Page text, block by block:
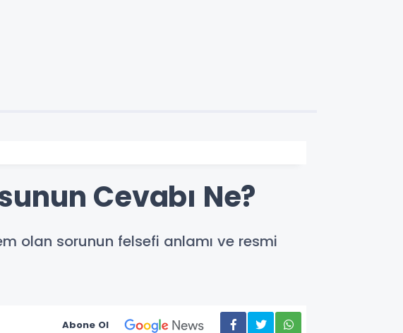
Cevabı Ne?
olan sorunun felsefi anlamı ve resmi
Abone Ol